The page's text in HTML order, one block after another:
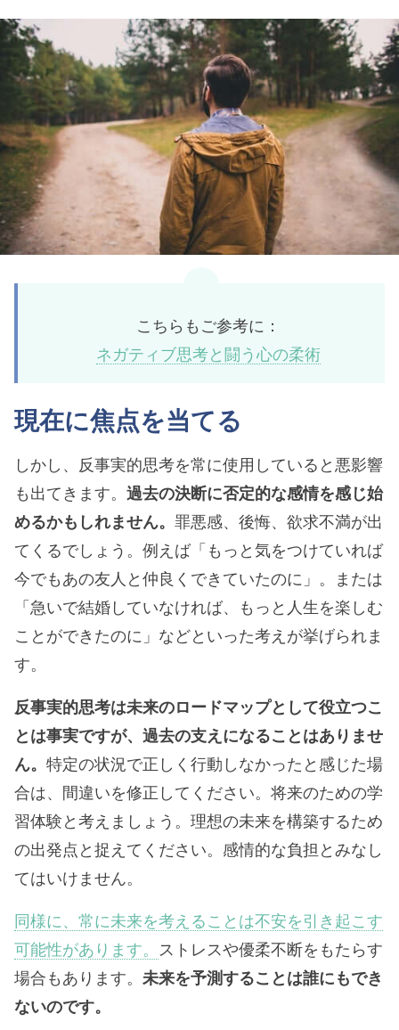
こちらもご参考に：
ネガティブ思考と闘う心の柔術
現在に焦点を当てる
しかし、反事実的思考を常に使用していると悪影響
も出てきます。 過去の決断に否定的な感情を感じ始
めるかもしれません。 罪悪感、後悔、欲求不満が出
てくるでしょう。例えば「もっと気をつけていれば
今でもあの友人と仲良くできていたのに」。または
「急いで結婚していなければ、もっと人生を楽しむ
ことができたのに」などといった考えが挙げられま
す。
反事実的思考は未来のロードマップとして役立つこ
とは事実ですが、過去の支えになることはありませ
ん。 特定の状況で正しく行動しなかったと感じた場
合は、間違いを修正してください。将来のた​​めの学
習体験と考えましょう。理想の未来を構築するため
の出発点と捉えてください。感情的な負担とみなし
てはいけません。
同様に、常に未来を考えることは不安を引き起こす
可能性があります。
ストレスや優柔不断をもたらす
場合もあります。 未来を予測することは誰にもでき
ないのです。